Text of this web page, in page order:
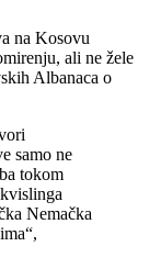
na Kosovu
ali ne žele
Albanaca o
samo ne
tokom
Nemačka